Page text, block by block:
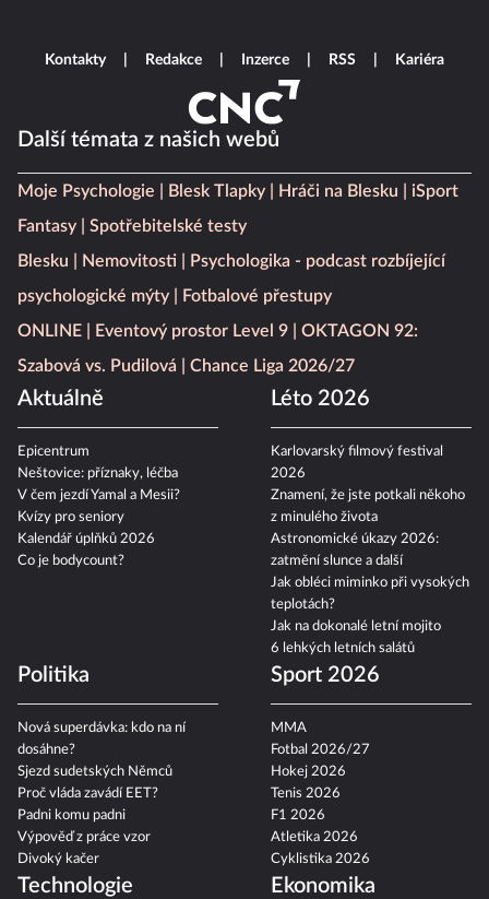
Další témata z našich webů
Moje Psychologie Blesk Tlapky Hráči na Blesku
iSport
Fantasy
Spotřebitelské testy
Blesku
Nemovitosti
Psychologika - podcast rozbíjející
psychologické mýty
Fotbalové přestupy
ONLINE
Eventový prostor Level 9
OKTAGON 92:
Szabová vs. Pudilová
Chance Liga 2026/27
Aktuálně
Epicentrum
Neštovice: příznaky, léčba
V čem jezdí Yamal a Mesii?
Kvízy pro seniory
Kalendář úplňků 2026
Co je bodycount?
Léto 2026
Karlovarský filmový festival
2026
Znamení, že jste potkali někoho
z minulého života
Astronomické úkazy 2026:
zatmění slunce a další
Jak obléci miminko při vysokých
teplotách?
Jak na dokonalé letní mojito
6 lehkých letních salátů
Politika
Nová superdávka: kdo na ní
dosáhne?
Sjezd sudetských Němců
Proč vláda zavádí EET?
Padni komu padni
Výpověď z práce vzor
Divoký kačer
Sport 2026
MMA
Fotbal 2026/27
Hokej 2026
Tenis 2026
F1 2026
Atletika 2026
Cyklistika 2026
Technologie Ekonomika
Kontakty Redakce Inzerce RSS Kariéra